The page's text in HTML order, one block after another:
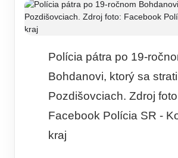
Polícia pátra po 19-
Bohdanovi, ktorý sa
Pozdišovciach. Zdroj
Facebook Polícia SR -
kraj